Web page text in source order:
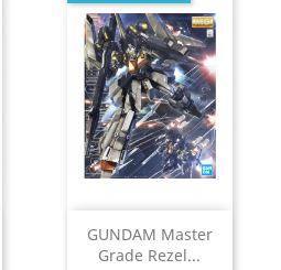
GUNDAM Master
Grade Rezel...